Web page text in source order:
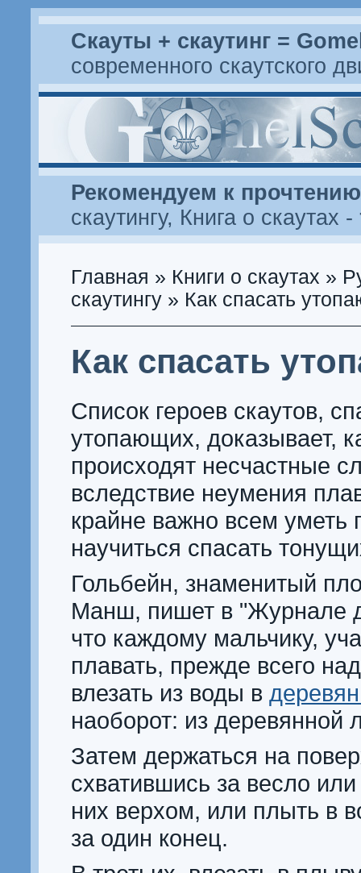
Скауты + скаутинг =
современного скаутского
Рекомендуем к прочтению
скаутингу, Книга о скаутах -
Главная » Книги о скаутах »
скаутингу » Как спасать
Как спасать
Список героев скаутов,
утопающих, доказывает,
происходят несчастные
вследствие неумения
крайне важно всем уметь
научиться спасать
Гольбейн, знаменитый
Манш, пишет в "Журнале
что каждому мальчику,
плавать, прежде всего
влезать из воды в
наоборот: из деревянной
Затем держаться на
схватившись за весло
них верхом, или плыть в
за один конец.